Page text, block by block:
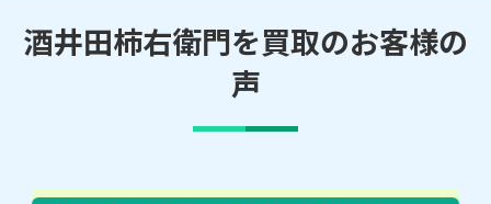
酒井田柿右衛門を買取のお客様の
声